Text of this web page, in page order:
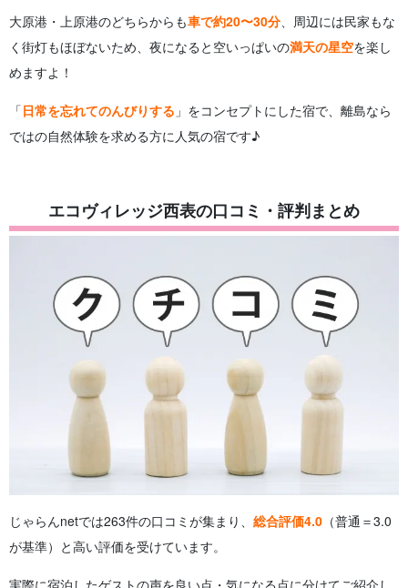
大原港・上原港のどちらからも車で約20〜30分 、周辺には民家もな
く街灯もほぼないため、夜になると空いっぱいの満天の星空を楽し
めますよ！
「日常を忘れてのんびりする 」をコンセプトにした宿で、離島なら
ではの自然体験を求める方に人気の宿です♪
エコヴィレッジ西表の口コミ・評判まとめ
じゃらんnetでは263件の口コミが集まり、 総合評価4.0 （普通＝3.0
が基準）と高い評価を受けています。